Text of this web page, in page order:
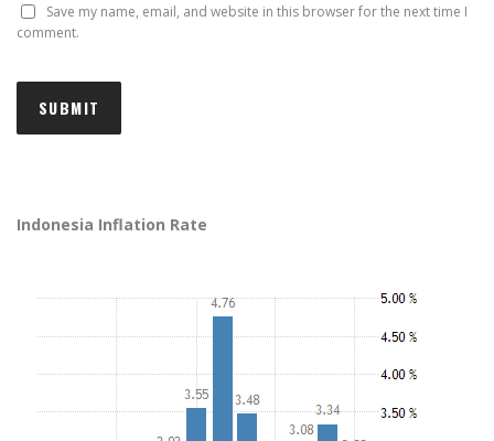
Save my name, email, and website in this browser for the next time I
comment.
Indonesia Inflation Rate